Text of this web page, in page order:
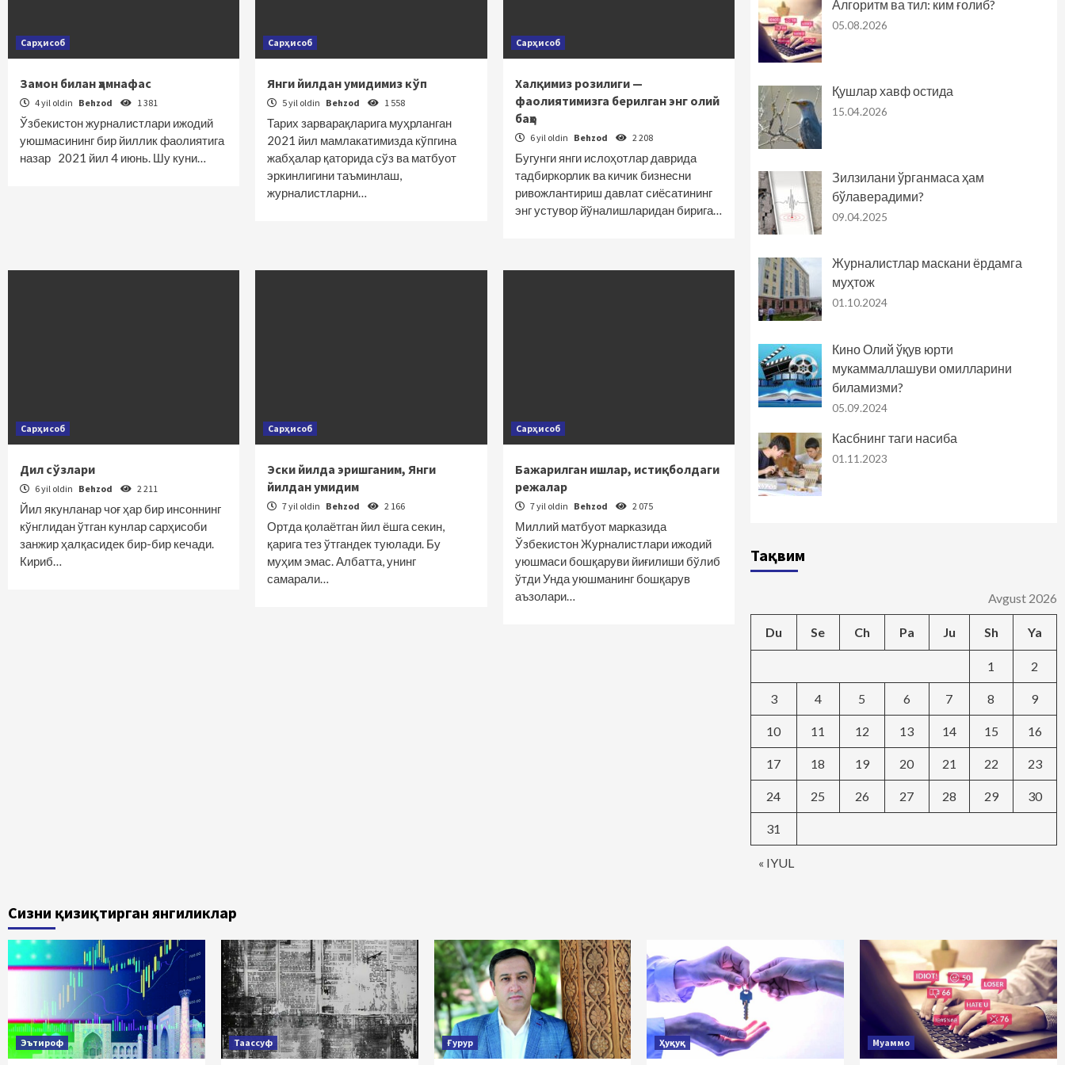
Сарҳисоб
Замон билан ҳамнафас
4 yil oldin Behzod 1 381
Ўзбекистон журналистлари ижодий
уюшмасининг бир йиллик фаолиятига
назар 2021 йил 4 июнь. Шу куни…
Сарҳисоб
Янги йилдан умидимиз кўп
5 yil oldin Behzod 1 558
Тарих зарварақларига муҳрланган
2021 йил мамлакатимизда кўпгина
жабҳалар қаторида сўз ва матбуот
эркинлигини таъминлаш,
журналистларни…
Сарҳисоб
Халқимиз розилиги —
фаолиятимизга берилган энг олий
баҳо
6 yil oldin Behzod 2 208
Бугунги янги ислоҳотлар даврида
тадбиркорлик ва кичик бизнесни
ривожлантириш давлат сиёсатининг
энг устувор йўналишларидан бирига…
Сарҳисоб
Дил сўзлари
6 yil oldin Behzod 2 211
Йил якунланар чоғ ҳар бир инсоннинг
кўнглидан ўтган кунлар сарҳисоби
занжир ҳалқасидек бир-бир кечади.
Кириб…
Сарҳисоб
Эски йилда эришганим, Янги
йилдан умидим
7 yil oldin Behzod 2 166
Ортда қолаётган йил ёшга секин,
қарига тез ўтгандек туюлади. Бу
муҳим эмас. Албатта, унинг
самарали…
Сарҳисоб
Бажарилган ишлар, иcтиқболдаги
режалар
7 yil oldin Behzod 2 075
Миллий матбуот марказида
Ўзбекистон Журналистлари ижодий
уюшмаси бошқаруви йиғилиши бўлиб
ўтди Унда уюшманинг бошқарув
аъзолари…
Алгоритм ва тил: ким ғолиб?
05.08.2026
Қушлар хавф остида
15.04.2026
Зилзилани ўрганмаса ҳам
бўлаверадими?
09.04.2025
Журналистлар маскани ёрдамга
муҳтож
01.10.2024
Кино Олий ўқув юрти
мукаммаллашуви омилларини
биламизми?
05.09.2024
Касбнинг таги насиба
01.11.2023
Тақвим
Avgust 2026
Du Se Ch Pa Ju Sh Ya
« IYUL
1 2
3 4 5 6 7 8 9
10 11 12 13 14 15 16
17 18 19 20 21 22 23
24 25 26 27 28 29 30
31
Сизни қизиқтирган янгиликлар
Эътироф Таассуф Ғурур Ҳуқуқ Муаммо